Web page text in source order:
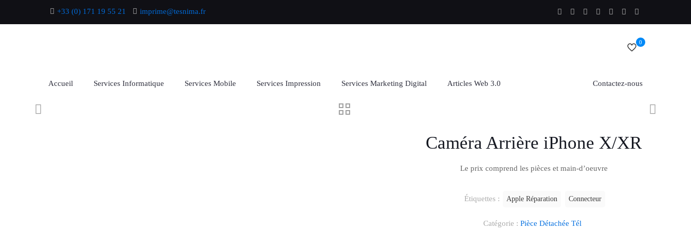
+33 (0) 171 19 55 21 imprime@tesnima.fr
0
Accueil Services Informatique Services Mobile Services Impression Services Marketing Digital Articles Web 3.0 Contactez-nous
Caméra Arrière iPhone X/XR
Le prix comprend les pièces et main-d’oeuvre
Catégorie : Pièce Détachée Tél
Étiquettes : Apple Réparation Connecteur